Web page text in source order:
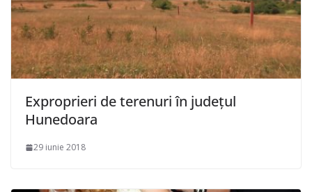
Exproprieri de terenuri în județul
Hunedoara
29 iunie 2018